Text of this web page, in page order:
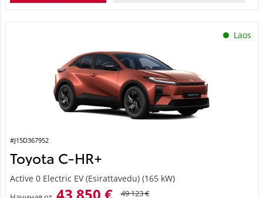
Laos
#J15D367952
Toyota C-HR+
Active 0 Electric EV (Esirattavedu) (165 kW)
49 123 €